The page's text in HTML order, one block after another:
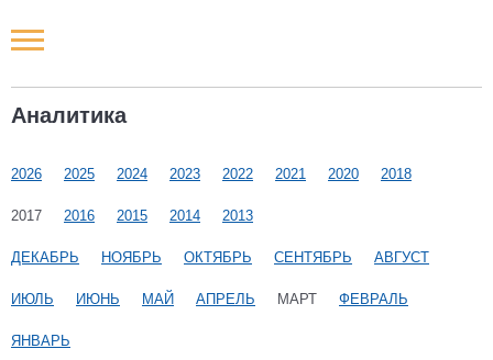
Аналитика
2026 2025 2024 2023 2022 2021 2020 2018
2017 2016 2015 2014 2013
ДЕКАБРЬ НОЯБРЬ ОКТЯБРЬ СЕНТЯБРЬ АВГУСТ
ИЮЛЬ ИЮНЬ МАЙ АПРЕЛЬ МАРТ ФЕВРАЛЬ
ЯНВАРЬ
Новости РФ
Наши мероприятия
Статьи